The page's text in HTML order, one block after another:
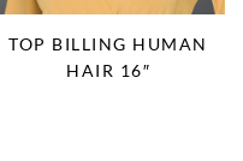
TOP BILLING HUMAN
HAIR 16″